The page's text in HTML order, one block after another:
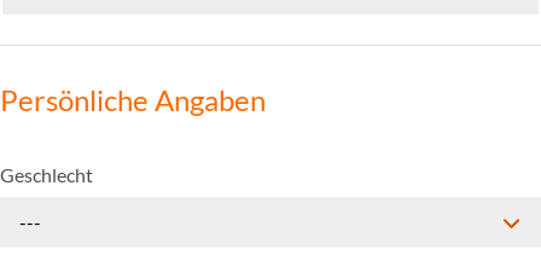
Persönliche Angaben
Geschlecht
---